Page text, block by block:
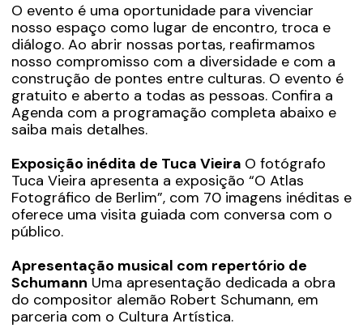
O evento é uma oportunidade para vivenciar
nosso espaço como lugar de encontro, troca e
diálogo. Ao abrir nossas portas, reafirmamos
nosso compromisso com a diversidade e com a
construção de pontes entre culturas. O evento é
gratuito e aberto a todas as pessoas. Confira a
Agenda com a programação completa abaixo e
saiba mais detalhes.
Exposição inédita de Tuca Vieira O fotógrafo
Tuca Vieira apresenta a exposição “O Atlas
Fotográfico de Berlim”, com 70 imagens inéditas e
oferece uma visita guiada com conversa com o
público.
Apresentação musical com repertório de
Schumann Uma apresentação dedicada a obra
do compositor alemão Robert Schumann, em
parceria com o Cultura Artística.